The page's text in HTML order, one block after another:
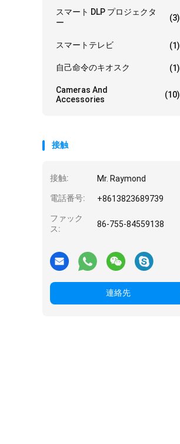
スマート DLP プロジェクタ
ー
(3)
スマートテレビ (1)
自己命令のキオスク (1)
Cameras And
Accessories
(10)
接触
接触: Mr. Raymond
電話番号: +8613823689739
ファック
ス:
86-755-84559138
連絡先